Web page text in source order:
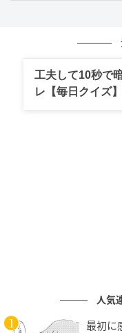
ダイエットでは、
はなく、「自分に
形で整えていくこ
ていきましょう。
工夫して10秒で
レ【毎日クイズ】
人気
最初に